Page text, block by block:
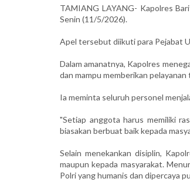
TAMIANG LAYANG- Kapolres
Senin (11/5/2026).
Apel tersebut diikuti para Pejabat
Dalam amanatnya, Kapolres
dan mampu memberikan
Ia meminta seluruh personel
"Setiap anggota harus memiliki
biasakan berbuat baik kepada
Selain menekankan disiplin,
maupun kepada masyarakat.
Polri yang humanis dan dipercaya